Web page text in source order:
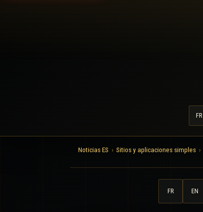
FR
Noticias ES Sitios y aplicaciones simples
FR EN